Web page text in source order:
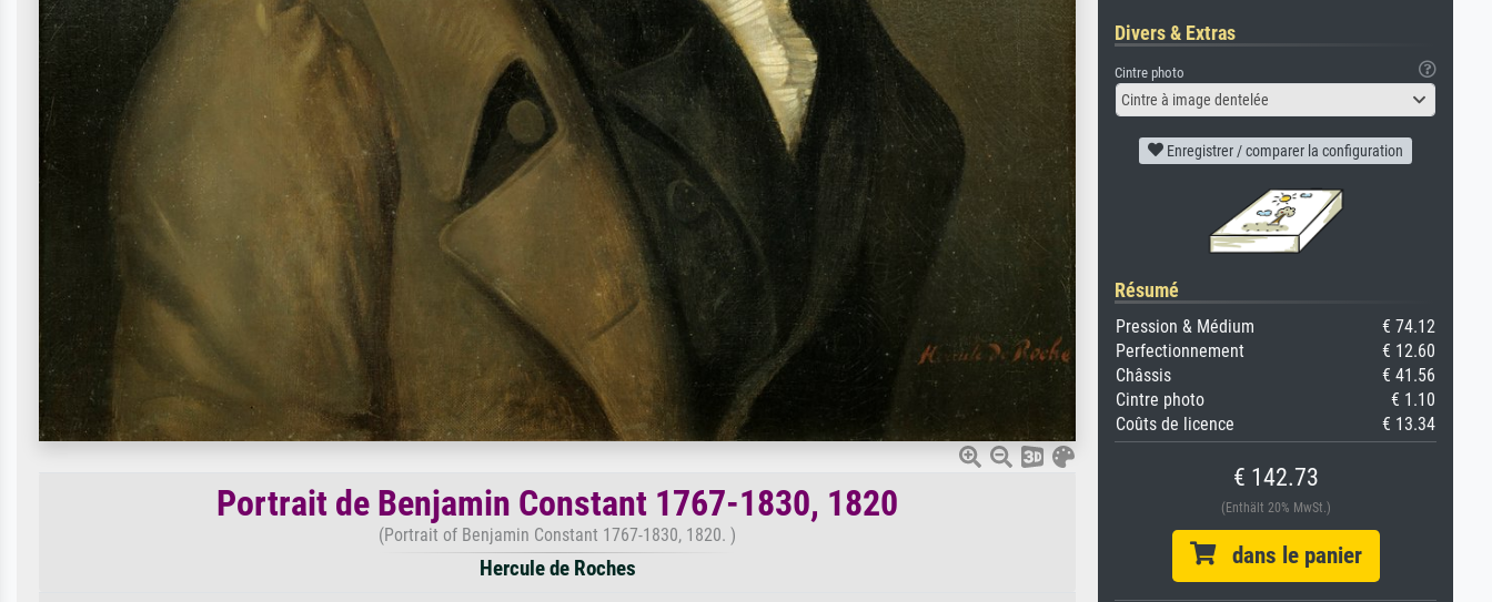
Portrait de Benjamin Constant 1767-1830, 1820
(Portrait of Benjamin Constant 1767-1830, 1820. )
Hercule de Roches
Divers & Extras
Cintre photo
Cintre à image dentelée
Enregistrer / comparer la configuration
Résumé
Pression & Médium
€ 74.12
Perfectionnement
€ 12.60
Châssis
€ 41.56
Cintre photo
€ 1.10
Coûts de licence
€ 13.34
€ 142.73
(Enthält 20% MwSt.)
dans le panier